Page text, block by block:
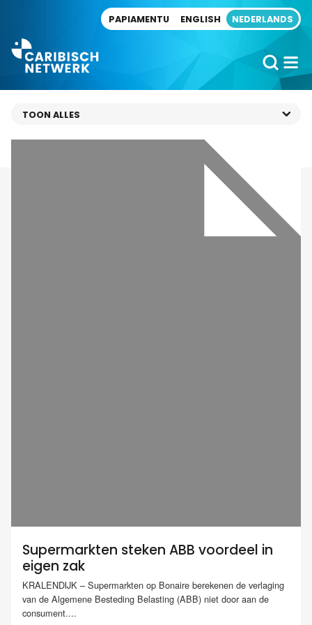
PAPIAMENTU ENGLISH NEDERLANDS
Supermarkten steken ABB voordeel in
eigen zak
KRALENDIJK – Supermarkten op Bonaire berekenen de verlaging
van de Algemene Besteding Belasting (ABB) niet door aan de
consument....